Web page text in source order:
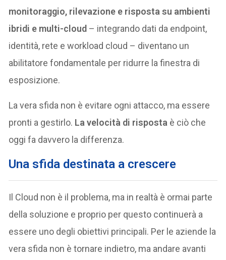
monitoraggio, rilevazione e risposta su ambienti
ibridi e multi-cloud – integrando dati da endpoint,
identità, rete e workload cloud – diventano un
abilitatore fondamentale per ridurre la finestra di
esposizione.
La vera sfida non è evitare ogni attacco, ma essere
pronti a gestirlo. La velocità di risposta è ciò che
oggi fa davvero la differenza.
Una sfida destinata a crescere
Il Cloud non è il problema, ma in realtà è ormai parte
della soluzione e proprio per questo continuerà a
essere uno degli obiettivi principali. Per le aziende la
vera sfida non è tornare indietro, ma andare avanti